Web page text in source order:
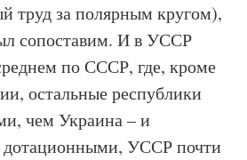
труд за полярным кругом),
сопоставим. И в УССР
по СССР, где, кроме
остальные республики
чем Украина – и
дотационными, УССР почти